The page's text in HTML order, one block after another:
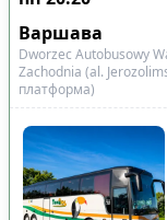
Варшава
Dworzec Autobusowy
Zachodnia (al.
платформа)